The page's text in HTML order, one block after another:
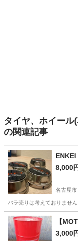
タイヤ、ホイール
の関連記事
8,000
名古屋市
バラ売りは考えておりませ
愛知 名古屋市 タ
【
3,000